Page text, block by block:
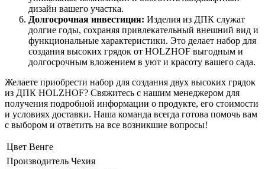
дизайн вашего участка.
Долгосрочная инвестиция: Изделия из ДПК служат
долгие годы, сохраняя привлекательный внешний вид и
функциональные характеристики. Это делает набор для
создания высоких грядок от HOLZHOF выгодным и
долгосрочным вложением в уют и красоту вашего сада.
Желаете приобрести набор для создания двух высоких грядок
из ДПК HOLZHOF? Свяжитесь с нашим менеджером для
получения подробной информации о продукте, его стоимости
и условиях доставки. Наша команда всегда готова помочь вам
с выбором и ответить на все возникшие вопросы!
Цвет Венге
Производитель Чехия